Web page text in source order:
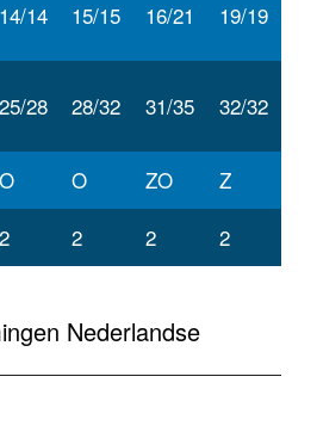
14/14 15/15 16/21 19/19
25/28 28/32 31/35 32/32
O O ZO
Z
2 2 2 2
Nederlandse